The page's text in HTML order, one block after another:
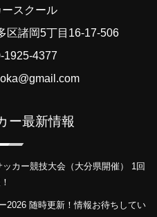
スクール
区諸岡5丁目16-17-506
1925-4377
ー最新情報
カー競技大会（大分県開催） 1回
2026 随時更新！情報お待ちしてい